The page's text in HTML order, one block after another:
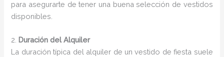
para asegurarte de tener una buena selección de vestidos
disponibles.
2. Duración del Alquiler
La duración típica del alquiler de un vestido de fiesta suele